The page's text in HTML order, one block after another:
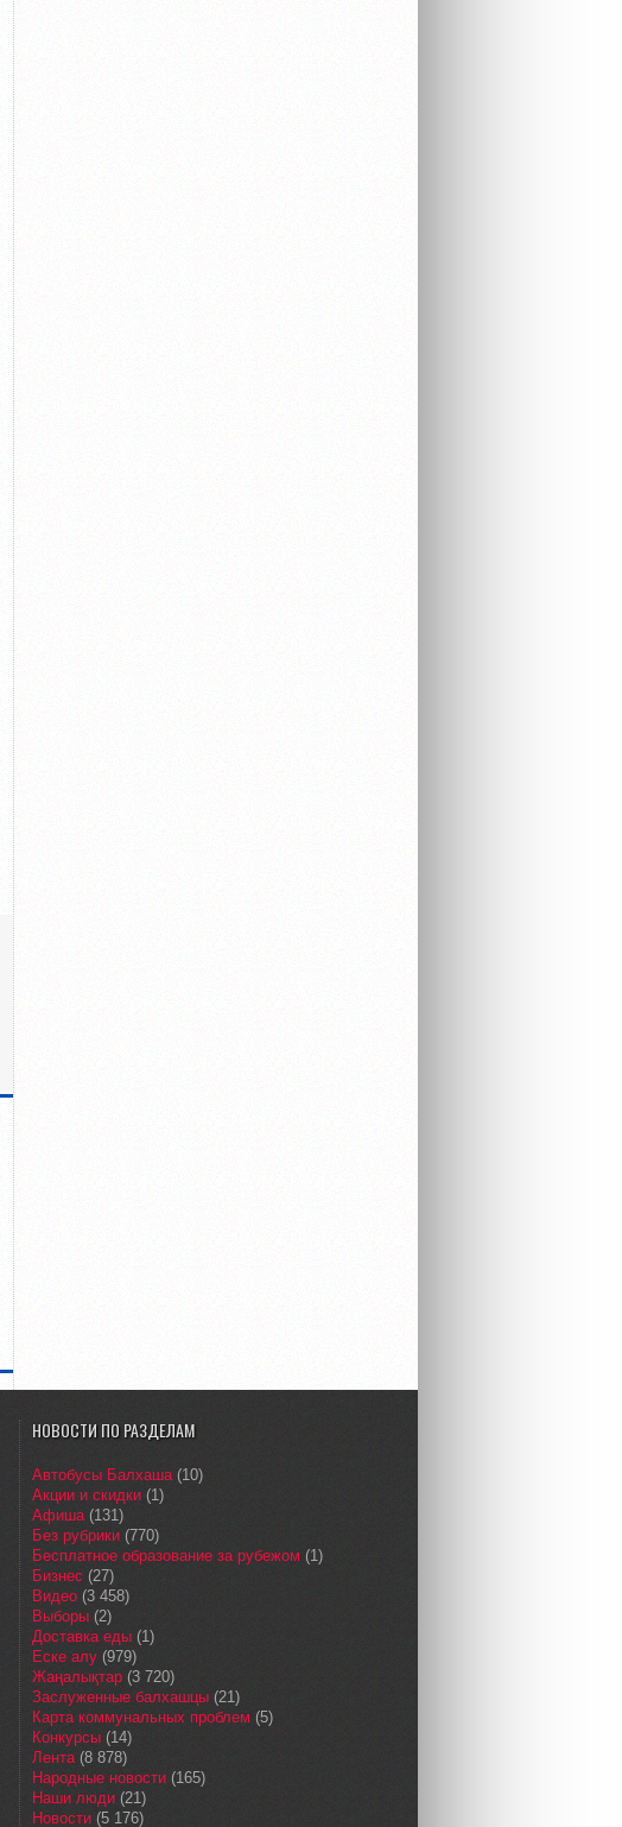
НОВОСТИ ПО РАЗДЕЛАМ
Автобусы Балхаша(10)
Акции и скидки (1)
Афиша(131)
Без рубрики (770)
Бесплатное образование за рубежом (1)
Бизнес (27)
Видео (3 458)
Выборы (2)
Доставка еды (1)
Еске алу (979)
Жаңалықтар (3 720)
Заслуженные балхашцы (21)
Карта коммунальных проблем (5)
Конкурсы (14)
Лента(8 878)
Народные новости (165)
Наши люди (21)
Новости (5 176)